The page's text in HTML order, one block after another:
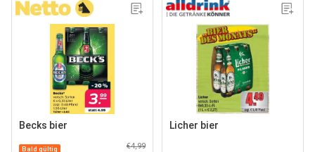
Becks bier
Bald gültig €4,99
Licher bier